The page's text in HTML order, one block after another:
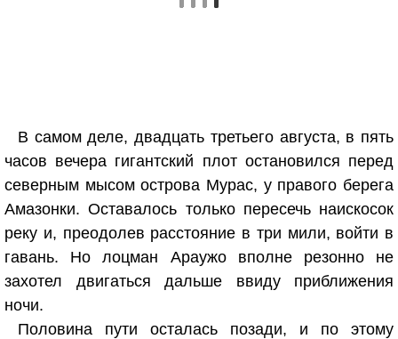
В самом деле, двадцать третьего августа, в пять
часов вечера гигантский плот остановился перед
северным мысом острова Мурас, у правого берега
Амазонки. Оставалось только пересечь наискосок
реку и, преодолев расстояние в три мили, войти в
гавань. Но лоцман Араужо вполне резонно не
захотел двигаться дальше ввиду приближения
ночи.
Половина пути осталась позади, и по этому